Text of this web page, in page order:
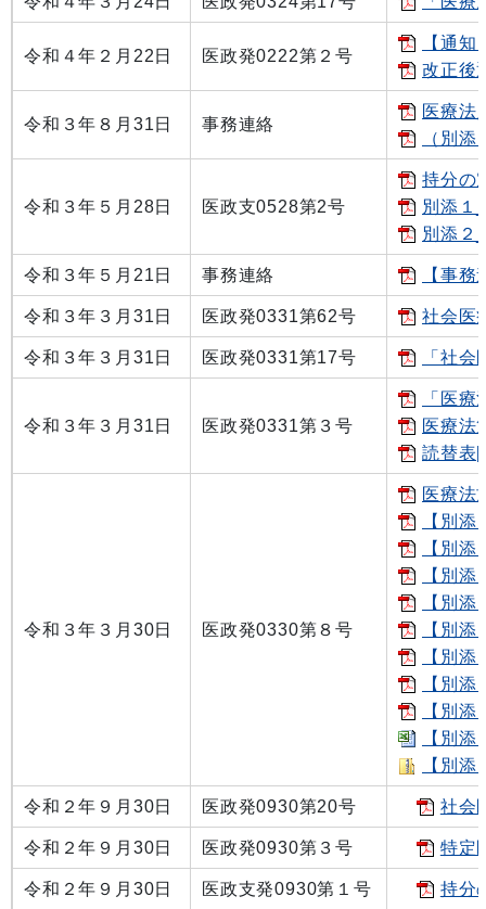
令和４年２月22日 医政発0222第２号
【通
改正後
令和３年８月31日 事務連絡
医療法
（別
令和３年５月28日 医政支0528第2号
持分の
別添１
別添２
令和３年５月21日 事務連絡 【事
令和３年３月31日 医政発0331第62号 社会医
令和３年３月31日 医政発0331第17号 「社
令和３年３月31日 医政発0331第３号
「医
医療法
読替表
令和３年３月30日 医政発0330第８号
医療法
【別
【別
【別
【別
【別
【別
【別
【別
【別
【別
令和２年９月30日 医政発0930第20号 社会
令和２年９月30日 医政発0930第３号 特定
令和２年９月30日 医政支発0930第１号 持分